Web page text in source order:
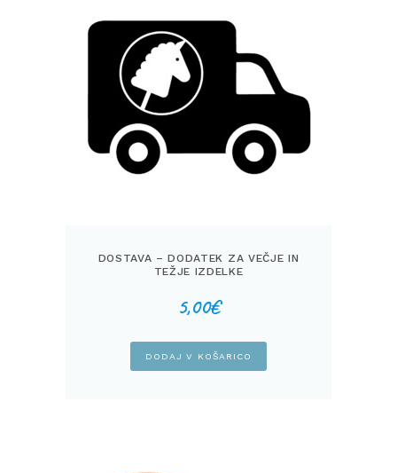
DOSTAVA – DODATEK ZA VEČJE IN
TEŽJE IZDELKE
5,00€
DODAJ V KOŠARICO